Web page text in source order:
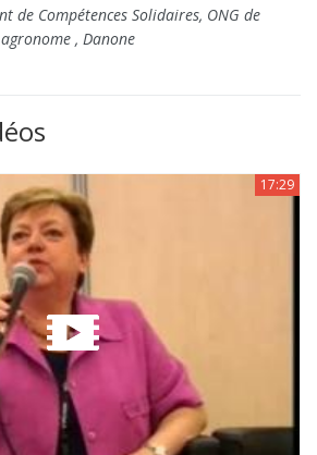
de Compétences Solidaires, ONG de
, Danone
17:29